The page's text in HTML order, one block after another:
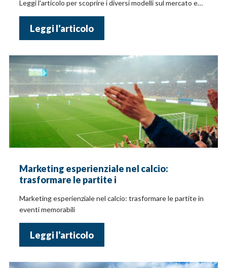
Leggi l'articolo per scoprire i diversi modelli sul mercato e
Leggi l'articolo
Marketing esperienziale nel calcio:
trasformare le partite i
Marketing esperienziale nel calcio: trasformare le partite in
eventi memorabili
Leggi l'articolo